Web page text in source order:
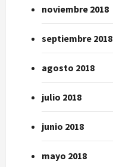
noviembre 2018
septiembre 2018
agosto 2018
julio 2018
junio 2018
mayo 2018